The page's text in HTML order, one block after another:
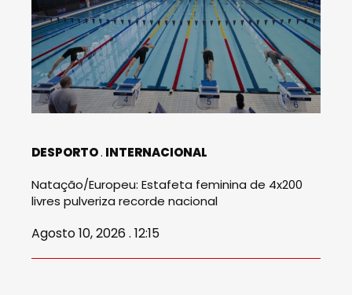
DESPORTO INTERNACIONAL
Natação/Europeu: Estafeta feminina de 4x200
livres pulveriza recorde nacional
Agosto 10, 2026 . 12:15